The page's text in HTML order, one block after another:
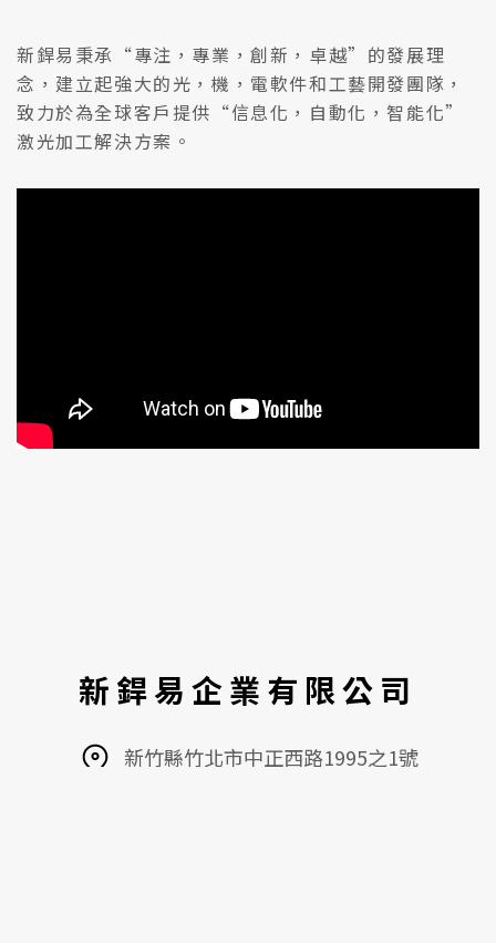
新銲易秉承“專注，專業，創新，卓越”的發展理
念，建立起強大的光，機，電軟件和工藝開發團隊，
致力於為全球客戶提供“信息化，自動化，智能化”
激光加工解決方案。
新銲易企業有限公司
新竹縣竹北市中正西路1995之1號